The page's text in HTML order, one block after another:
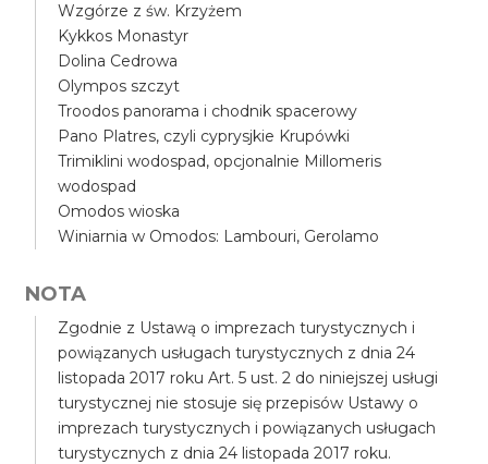
Wzgórze z św. Krzyżem
Kykkos Monastyr
Dolina Cedrowa
Olympos szczyt
Troodos panorama i chodnik spacerowy
Pano Platres, czyli cyprysjkie Krupówki
Trimiklini wodospad, opcjonalnie Millomeris
wodospad
Omodos wioska
Winiarnia w Omodos: Lambouri, Gerolamo
NOTA
Zgodnie z Ustawą o imprezach turystycznych i
powiązanych usługach turystycznych z dnia 24
listopada 2017 roku Art. 5 ust. 2 do niniejszej usługi
turystycznej nie stosuje się przepisów Ustawy o
imprezach turystycznych i powiązanych usługach
turystycznych z dnia 24 listopada 2017 roku.